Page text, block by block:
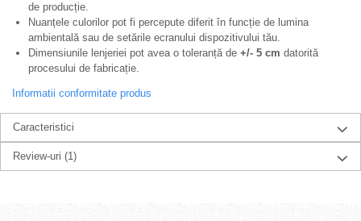
de producție.
Nuanțele culorilor pot fi percepute diferit în funcție de lumina
ambientală sau de setările ecranului dispozitivului tău.
Dimensiunile lenjeriei pot avea o toleranță de +/- 5 cm datorită
procesului de fabricație.
Informatii conformitate produs
Caracteristici
Review-uri (1)